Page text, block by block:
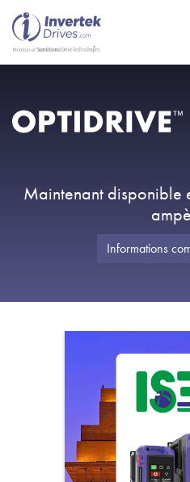
Maintenant disponible
Informations